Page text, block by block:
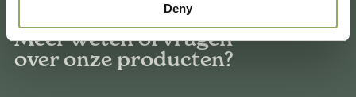
Deny
Meer weten of vragen
over onze producten?